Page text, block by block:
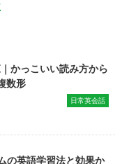
かっこいい読み方から
数形
日常英会話
の英語学習法と効果か